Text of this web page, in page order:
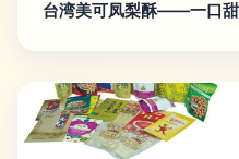
台湾美可凤梨酥——一口